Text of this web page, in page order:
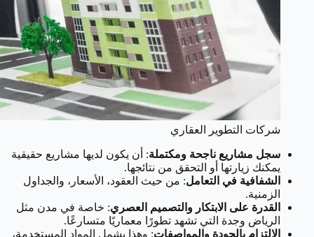
شركات التطوير العقاري
سجل مشاريع ناجحة ومكتملة: أن يكون لديها مشاريع حقيقية
يمكنك زيارتها أو التحقق من نتائجها.
الشفافية في التعامل: من حيث العقود، الأسعار، والجداول
الزمنية.
القدرة على الابتكار والتصميم العصري: خاصة في مدن مثل
الرياض وجدة التي تشهد تطورًا معماريًا متسارعًا.
الالتزام بالجودة والمواصفات: وهذا يشمل المواد المستخدمة،